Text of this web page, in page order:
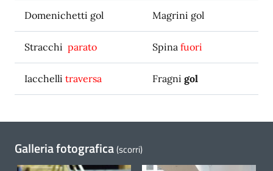
Domenichetti gol Magrini gol
Stracchi parato Spina fuori
Iacchelli traversa Fragni gol
Galleria fotografica(scorri)